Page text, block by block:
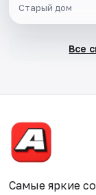
Старый дом
Все
Самые яркие